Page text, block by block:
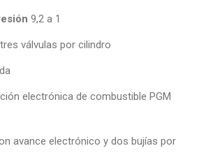
9,2 a 1
válvulas por cilindro
electrónica de combustible PGM
avance electrónico y dos bujías por